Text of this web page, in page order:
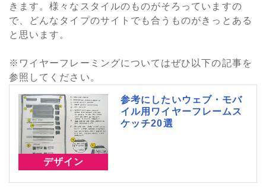
きます。様々なスタイルのものがそろっていますの
で、どんなタイプのサイトでも合うものがきっとある
と思います。
※ワイヤーフレーミングについてはぜひ以下の記事を
参照してください。
デザイン
参考にしたいウェブ・モバ
イル用ワイヤーフレームス
ケッチ20選